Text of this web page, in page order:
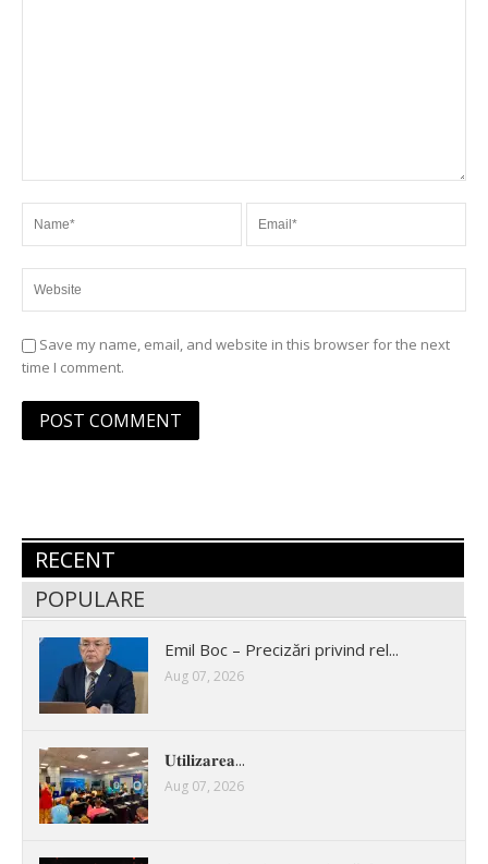
Save my name, email, and website in this browser for the next
time I comment.
RECENT
POPULARE
Emil Boc – Precizări privind rel...
Aug 07, 2026
𝐔𝐭𝐢𝐥𝐢𝐳𝐚𝐫𝐞𝐚...
Aug 07, 2026